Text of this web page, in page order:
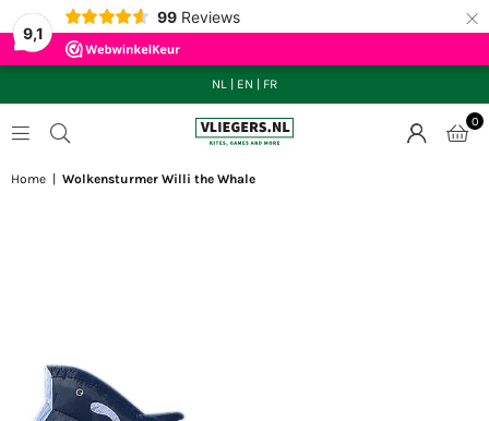
9,1
99 Reviews ×
NL EN FR
0
Home Wolkensturmer Willi the Whale